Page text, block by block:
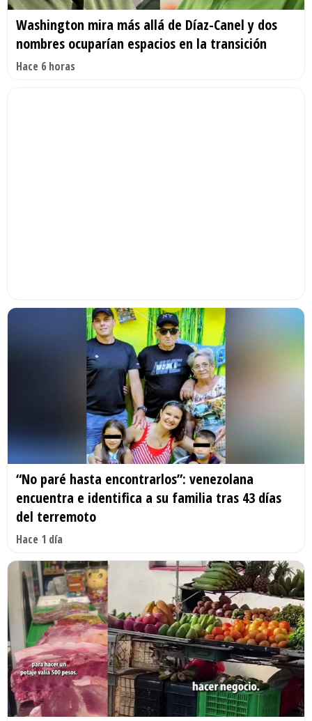
Washington mira más allá de Díaz-Canel y dos
nombres ocuparían espacios en la transición
Hace 6 horas
“No paré hasta encontrarlos”: venezolana
encuentra e identifica a su familia tras 43 días
del terremoto
Hace 1 día